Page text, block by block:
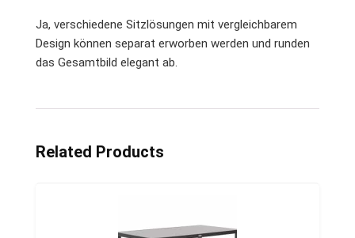
Ja, verschiedene Sitzlösungen mit vergleichbarem
Design können separat erworben werden und runden
das Gesamtbild elegant ab.
Related Products